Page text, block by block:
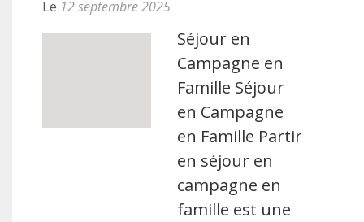
Le 12 septembre 2025
Séjour en
Campagne en
Famille Séjour
en Campagne
en Famille Partir
en séjour en
campagne en
famille est une